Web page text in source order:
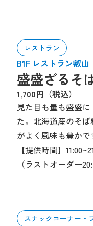
レストラン
B1F レストラン叡山
盛盛ざるそ
1,700円（税込）
見た目も量も盛盛
た。北海道産のそ
がよく風味も豊かで
【提供時間】
（ラストオーダー
スナックコーナー・